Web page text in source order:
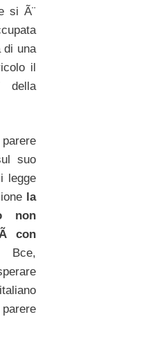
si Ã¨
di una
il
della
suo
legge
la
non
con